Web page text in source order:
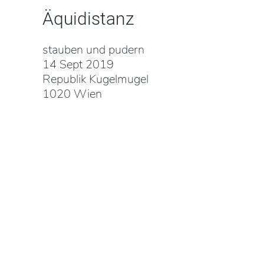
Äquidistanz
stauben und pudern
14 Sept 2019
Republik Kugelmugel
1020 Wien